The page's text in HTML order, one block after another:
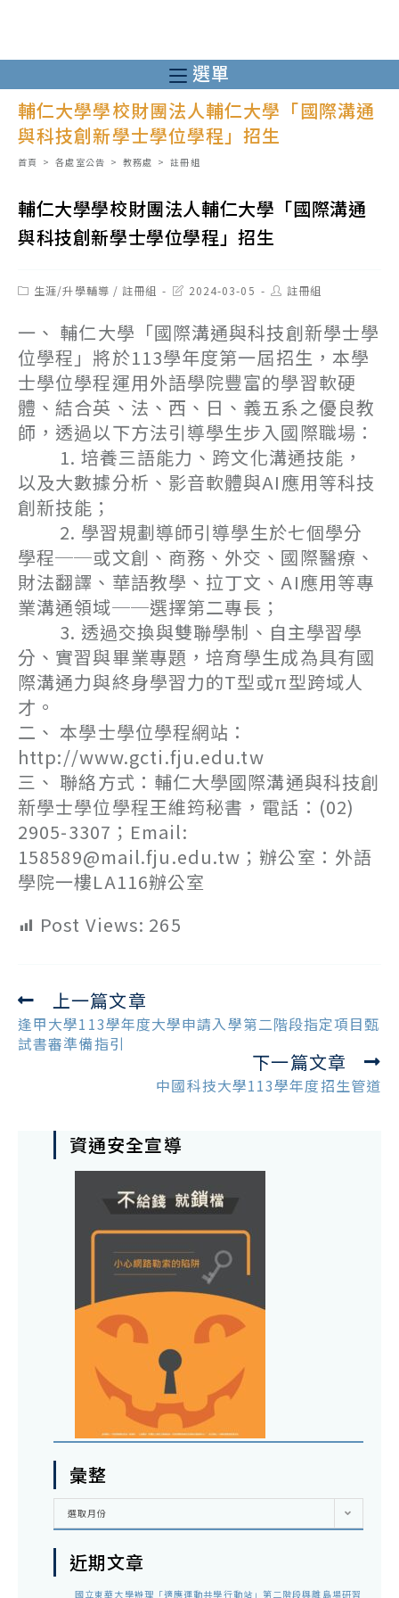
至
主
要
內
選單
輔仁大學學校財團法人輔仁大學「國際溝通
與科技創新學士學位學程」招生
首頁 > 各處室公告 > 教務處 > 註冊組
輔仁大學學校財團法人輔仁大學「國際溝通
與科技創新學士學位學程」招生
Post生涯/升學輔導 / 註冊組
Post2024-03-05
Post註冊組
一、 輔仁大學「國際溝通與科技創新學士學
位學程」將於113學年度第一屆招生，本學
士學位學程運用外語學院豐富的學習軟硬
體、結合英、法、西、日、義五系之優良教
師，透過以下方法引導學生步入國際職場：
1. 培養三語能力、跨文化溝通技能，
以及大數據分析、影音軟體與AI應用等科技
創新技能；
2. 學習規劃導師引導學生於七個學分
學程──或文創、商務、外交、國際醫療、
財法翻譯、華語教學、拉丁文、AI應用等專
業溝通領域──選擇第二專長；
3. 透過交換與雙聯學制、自主學習學
分、實習與畢業專題，培育學生成為具有國
際溝通力與終身學習力的T型或π型跨域人
才。
二、 本學士學位學程網站：
http://www.gcti.fju.edu.tw
三、 聯絡方式：輔仁大學國際溝通與科技創
新學士學位學程王維筠秘書，電話：(02)
2905-3307；Email:
158589@mail.fju.edu.tw；辦公室：外語
學院一樓LA116辦公室
Post Views: 265
Read
more
articles
上一篇文章
逢甲大學113學年度大學申請入學第二階段指定項目甄
試書審準備指引
下一篇文章
中國科技大學113學年度招生管道
資通安全宣導
彙整
彙
選取月份
近期文章
國立東華大學辦理「適應運動共學行動站」第二階段與離島場研習